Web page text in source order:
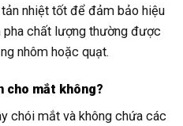
nhiệt tốt để đảm bảo hiệu
pha chất lượng thường được
nhôm hoặc quạt.
cho mắt không?
chói mắt và không chứa các